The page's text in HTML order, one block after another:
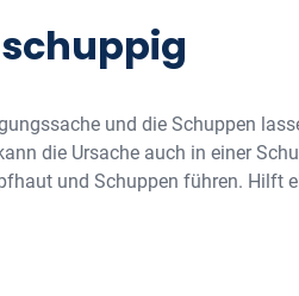
und die Schuppen
die Ursache auch in einer
und Schuppen führen. Hilft